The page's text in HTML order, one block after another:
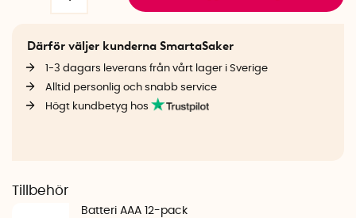
Därför väljer kunderna SmartaSaker
1-3 dagars leverans från vårt lager i Sverige
Alltid personlig och snabb service
Högt kundbetyg hos
Tillbehör
Batteri AAA 12-pack